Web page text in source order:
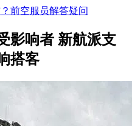
前空服员解答疑问
影响者 新航派支
搭客